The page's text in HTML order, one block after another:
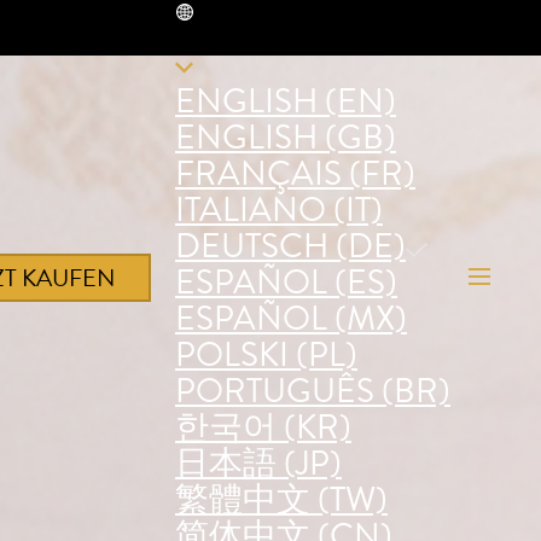
KAUFEN
ENGLISH (EN)
ENGLISH (GB)
FRANÇAIS (FR)
ITALIANO (IT)
DEUTSCH (DE)
ESPAÑOL (ES)
ESPAÑOL (MX)
POLSKI (PL)
PORTUGUÊS (BR)
한국어 (KR)
日本語 (JP)
繁體中文 (TW)